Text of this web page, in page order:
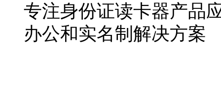
专注身份证读卡器产品
办公和实名制解决方案